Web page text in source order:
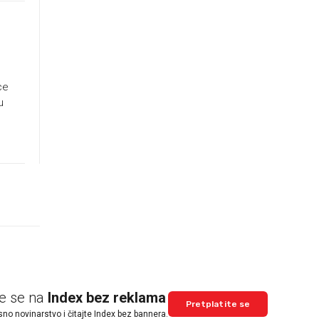
se na Index bez reklama
novinarstvo i čitajte Index bez bannera.
Pretplatite se